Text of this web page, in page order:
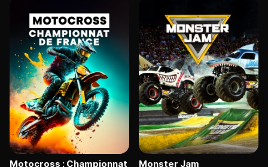
Motocross : Championnat
Monster Jam